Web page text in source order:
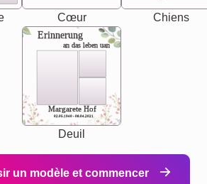
Cœur Chiens
Erinnerung
an das leben uan
Margarete Hof
02.05.1940 - 08.04.2021
Deuil
un modèle et commencer